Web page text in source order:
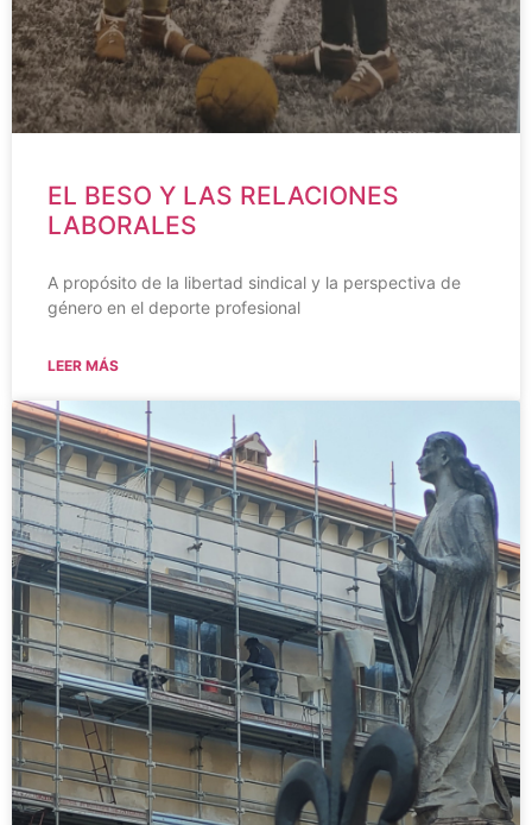
EL BESO Y LAS RELACIONES
LABORALES
A propósito de la libertad sindical y la perspectiva de
género en el deporte profesional
LEER MÁS